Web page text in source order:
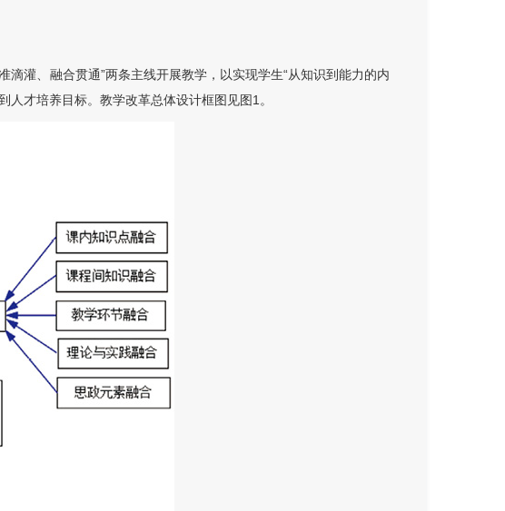
滴灌、融合贯通”两条主线开展教学，以实现学生“从知识到能力的内
人才培养目标。教学改革总体设计框图见图1。